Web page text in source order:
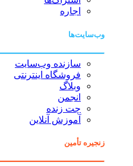
اجاره
وب‌سایت‌ها
سازنده وب‌سایت
فروشگاه اینترنتی
وبلاگ
انجمن
چت زنده
آموزش آنلاین
زنجیره تأمین